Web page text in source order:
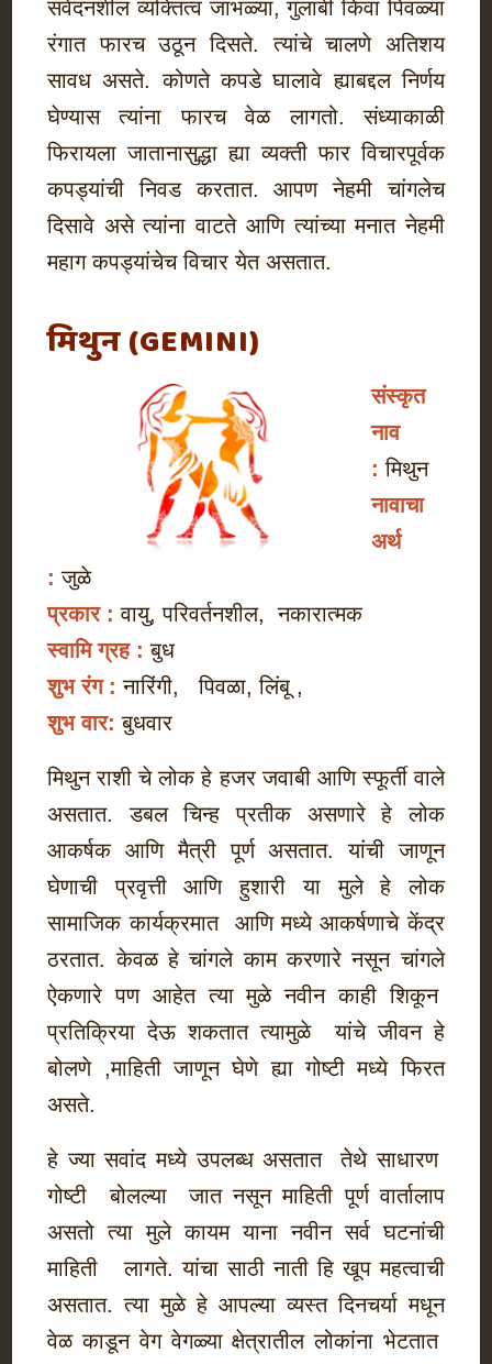
संवेदनशील व्यक्तित्व जांभळ्या, गुलाबी किंवा पिवळ्या
रंगात फारच उठून दिसते. त्यांचे चालणे अतिशय
सावध असते. कोणते कपडे घालावे ह्याबद्दल निर्णय
घेण्यास त्यांना फारच वेळ लागतो. संध्याकाळी
फिरायला जातानासुद्धा ह्या व्यक्ती फार विचारपूर्वक
कपड्यांची निवड करतात. आपण नेहमी चांगलेच
दिसावे असे त्यांना वाटते आणि त्यांच्या मनात नेहमी
महाग कपड्यांचेच विचार येत असतात.
मिथुन (GEMINI)
संस्कृत
नाव
: मिथुन
नावाचा
अर्थ
: जुळे
प्रकार : वायु, परिवर्तनशील, नकारात्मक
स्वामि ग्रह : बुध
शुभ रंग : नारिंगी, पिवळा, लिंबू ,
शुभ वार: बुधवार
मिथुन राशी चे लोक हे हजर जवाबी आणि स्फूर्ती वाले
असतात. डबल चिन्ह प्रतीक असणारे हे लोक
आकर्षक आणि मैत्री पूर्ण असतात. यांची जाणून
घेणाची प्रवृत्ती आणि हुशारी या मुले हे लोक
सामाजिक कार्यक्रमात आणि मध्ये आकर्षणाचे केंद्र
ठरतात. केवळ हे चांगले काम करणारे नसून चांगले
ऐकणारे पण आहेत त्या मुळे नवीन काही शिकून
प्रतिक्रिया देऊ शकतात त्यामुळे यांचे जीवन हे
बोलणे ,माहिती जाणून घेणे ह्या गोष्टी मध्ये फिरत
असते.
हे ज्या सवांद मध्ये उपलब्ध असतात तेथे साधारण
गोष्टी बोलल्या जात नसून माहिती पूर्ण वार्तालाप
असतो त्या मुले कायम याना नवीन सर्व घटनांची
माहिती लागते. यांचा साठी नाती हि खूप महत्वाची
असतात. त्या मुळे हे आपल्या व्यस्त दिनचर्या मधून
वेळ काडून वेग वेगळ्या क्षेत्रातील लोकांना भेटतात